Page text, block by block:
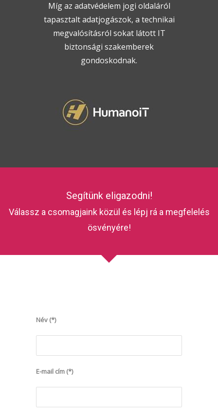
Míg az adatvédelem jogi oldaláról
tapasztalt adatjogászok, a technikai
megvalósításról sokat látott IT
biztonsági szakemberek
gondoskodnak.
Segítünk eligazodni!
Válassz a csomagjaink közül és lépj rá a megfelelés
ösvényére!
Név (*)
E-mail cím (*)